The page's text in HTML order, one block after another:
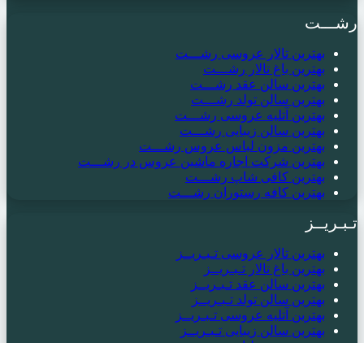
رشـــت
بهترین تالار عروسی رشـــت
بهترین باغ تالار رشـــت
بهترین سالن عقد رشـــت
بهترین سالن تولد رشـــت
بهترین آتلیه عروسی رشـــت
بهترین سالن زیبایی رشـــت
بهترین مزون لباس عروس رشـــت
بهترین شرکت اجاره ماشین عروس در رشـــت
بهترین کافی شاپ رشـــت
بهترین کافه رستوران رشـــت
تـبـریــز
بهترین تالار عروسی تـبـریــز
بهترین باغ تالار تـبـریــز
بهترین سالن عقد تـبـریــز
بهترین سالن تولد تـبـریــز
بهترین آتلیه عروسی تـبـریــز
بهترین سالن زیبایی تـبـریــز